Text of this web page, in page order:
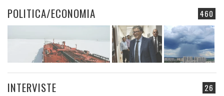
460
POLITICA/ECONOMIA
26
INTERVISTE